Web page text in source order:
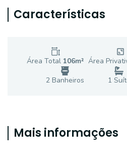
Características
Área Total 106m² Área
2 Banheiros 1
Mais informações